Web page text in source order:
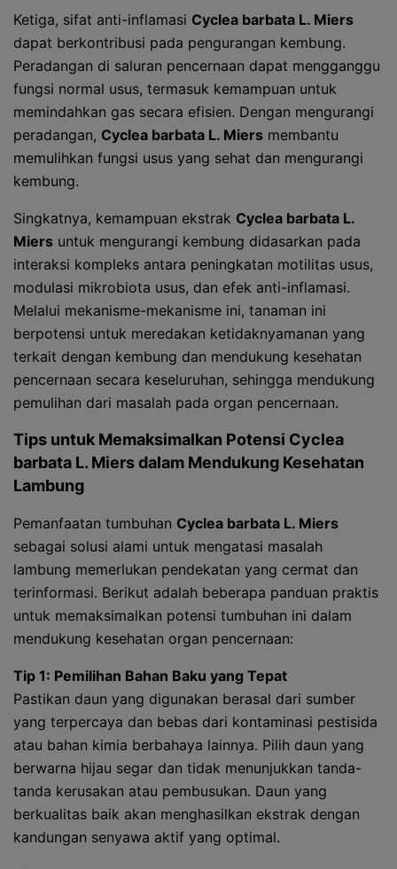
Ketiga, sifat anti-inflamasi Cyclea barbata L. Miers
dapat berkontribusi pada pengurangan kembung.
Peradangan di saluran pencernaan dapat mengganggu
fungsi normal usus, termasuk kemampuan untuk
memindahkan gas secara efisien. Dengan mengurangi
peradangan, Cyclea barbata L. Miers membantu
memulihkan fungsi usus yang sehat dan mengurangi
kembung.
Singkatnya, kemampuan ekstrak Cyclea barbata L.
Miers untuk mengurangi kembung didasarkan pada
interaksi kompleks antara peningkatan motilitas usus,
modulasi mikrobiota usus, dan efek anti-inflamasi.
Melalui mekanisme-mekanisme ini, tanaman ini
berpotensi untuk meredakan ketidaknyamanan yang
terkait dengan kembung dan mendukung kesehatan
pencernaan secara keseluruhan, sehingga mendukung
pemulihan dari masalah pada organ pencernaan.
Tips untuk Memaksimalkan Potensi Cyclea
barbata L. Miersdalam Mendukung Kesehatan
Lambung
Pemanfaatan tumbuhan Cyclea barbata L. Miers
sebagai solusi alami untuk mengatasi masalah
lambung memerlukan pendekatan yang cermat dan
terinformasi. Berikut adalah beberapa panduan praktis
untuk memaksimalkan potensi tumbuhan ini dalam
mendukung kesehatan organ pencernaan:
Tip 1: Pemilihan Bahan Baku yang Tepat
Pastikan daun yang digunakan berasal dari sumber
yang terpercaya dan bebas dari kontaminasi pestisida
atau bahan kimia berbahaya lainnya. Pilih daun yang
berwarna hijau segar dan tidak menunjukkan tanda-
tanda kerusakan atau pembusukan. Daun yang
berkualitas baik akan menghasilkan ekstrak dengan
kandungan senyawa aktif yang optimal.